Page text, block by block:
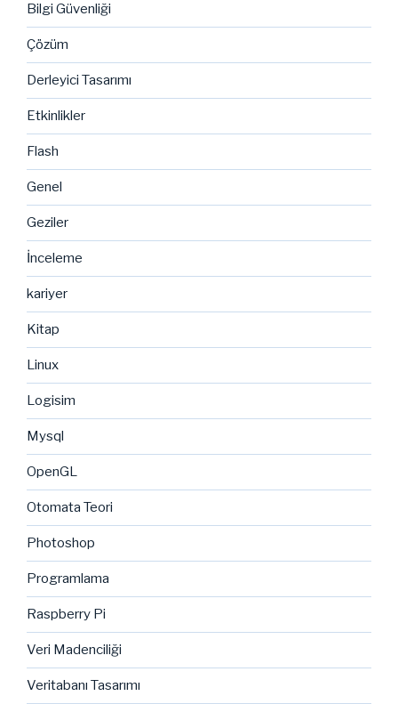
Bilgi Güvenliği
Çözüm
Derleyici Tasarımı
Etkinlikler
Flash
Genel
Geziler
İnceleme
kariyer
Kitap
Linux
Logisim
Mysql
OpenGL
Otomata Teori
Photoshop
Programlama
Raspberry Pi
Veri Madenciliği
Veritabanı Tasarımı